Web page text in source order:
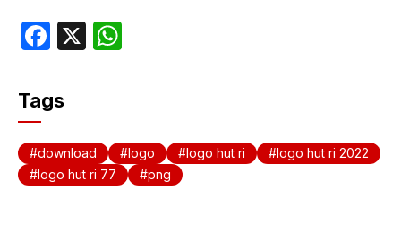
F
c
e
b
o
X
A
p
Tags
download logo logo hut ri
logo hut ri 2022
logo hut ri 77
png